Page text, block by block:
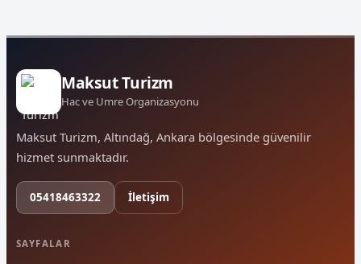
Maksut Turizm
Hac ve Umre Organizasyonu
Maksut Turizm, Altındağ, Ankara bölgesinde güvenilir
hizmet sunmaktadır.
05418463322 İletişim
SAYFALAR